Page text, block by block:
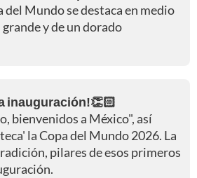
del Mundo se destaca en medio
y de un dorado
inauguración!👏🏻
bienvenidos a México", así
la Copa del Mundo 2026. La
pilares de esos primeros